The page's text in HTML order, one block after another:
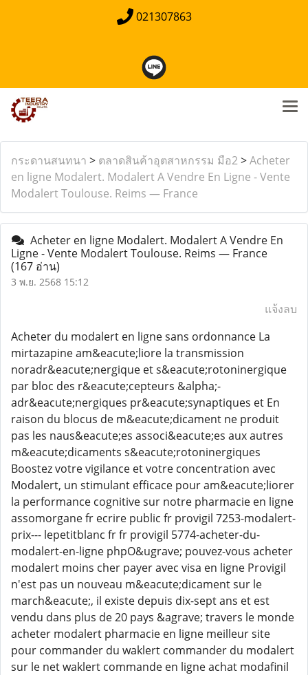
021307863
กระดานสนทนา > ตลาดสินค้าอุตสาหกรรม มือ2>Acheter
en ligne Modalert. Modalert A Vendre En Ligne - Vente
Modalert Toulouse. Reims — France
Acheter en ligne Modalert. Modalert A Vendre En
Ligne - Vente Modalert Toulouse. Reims — France
(167 อ่าน)
3 พ.ย. 2568 15:12
แจ้งลบ
Acheter du modalert en ligne sans ordonnance La
mirtazapine am&eacute;liore la transmission
noradr&eacute;nergique et s&eacute;rotoninergique
par bloc des r&eacute;cepteurs &alpha;-
adr&eacute;nergiques pr&eacute;synaptiques et En
raison du blocus de m&eacute;dicament ne produit
pas les naus&eacute;es associ&eacute;es aux autres
m&eacute;dicaments s&eacute;rotoninergiques
Boostez votre vigilance et votre concentration avec
Modalert, un stimulant efficace pour am&eacute;liorer
la performance cognitive sur notre pharmacie en ligne
assomorgane fr ecrire public fr provigil 7253-modalert-
prix--- lepetitblanc fr fr provigil 5774-acheter-du-
modalert-en-ligne phpO&ugrave; pouvez-vous acheter
modalert moins cher payer avec visa en ligne Provigil
n'est pas un nouveau m&eacute;dicament sur le
march&eacute;, il existe depuis dix-sept ans et est
vendu dans plus de 20 pays &agrave; travers le monde
acheter modalert pharmacie en ligne meilleur site
pour commander du waklert commander du modalert
sur le net waklert commande en ligne achat modafinil